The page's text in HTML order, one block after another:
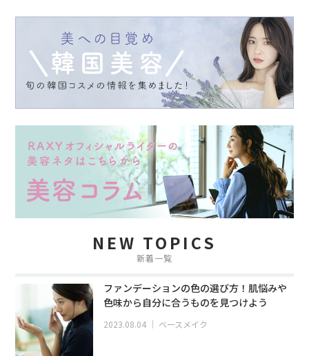
NEW TOPICS
新着一覧
ファンデーションの色の選び方！肌悩みや
色味から自分に合うものを見つけよう
2023.08.04 ｜ ベースメイク